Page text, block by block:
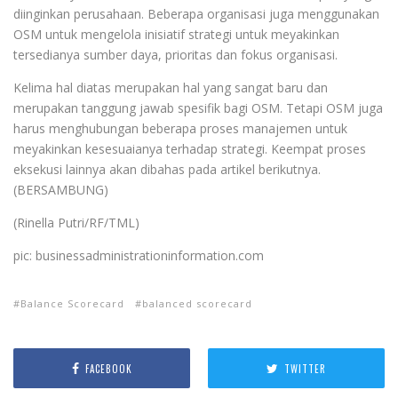
diinginkan perusahaan. Beberapa organisasi juga menggunakan
OSM untuk mengelola inisiatif strategi untuk meyakinkan
tersedianya sumber daya, prioritas dan fokus organisasi.
Kelima hal diatas merupakan hal yang sangat baru dan
merupakan tanggung jawab spesifik bagi OSM. Tetapi OSM juga
harus menghubungan beberapa proses manajemen untuk
meyakinkan kesesuaianya terhadap strategi. Keempat proses
eksekusi lainnya akan dibahas pada artikel berikutnya.
(BERSAMBUNG)
(Rinella Putri/RF/TML)
pic: businessadministrationinformation.com
Balance Scorecard balanced scorecard
FACEBOOK TWITTER